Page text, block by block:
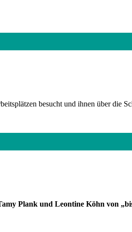
besucht und ihnen über die
Plank und Leontine Köhn von